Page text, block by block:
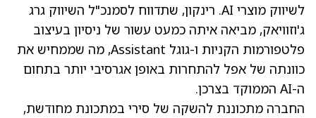
לשיווק מוצרי AI. רינקון, שתדווח לסמנכ"ל השיווק גרג
ג'וזוויאק, מביאה איתה כמעט עשור של ניסיון בעיצוב
פלטפורמות הקניות ו-גוגל Assistant, מה שממחיש את
כוונתה של אפל להתחרות באופן אגרסיבי יותר בתחום
ה-AI הממוקד בצרכן.
החברה מתכוננת להשקה של סירי במתכונת מחודשת,